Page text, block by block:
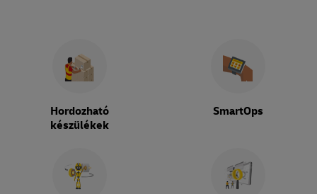
Hordozható
készülékek
SmartOps